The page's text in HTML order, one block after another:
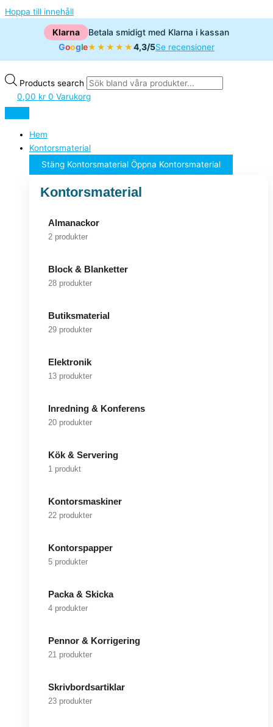
Hoppa till innehåll
Klarna
Betala smidigt med Klarna i kassan
Google★★★★★4,3/5Se recensioner
Products search
0,00 kr 0 Varukorg
Hem
Kontorsmaterial
Stäng Kontorsmaterial Öppna Kontorsmaterial
Kontorsmaterial
Almanackor
2 produkter
Block & Blanketter
28 produkter
Butiksmaterial
29 produkter
Elektronik
13 produkter
Inredning & Konferens
20 produkter
Kök & Servering
1 produkt
Kontorsmaskiner
22 produkter
Kontorspapper
5 produkter
Packa & Skicka
4 produkter
Pennor & Korrigering
21 produkter
Skrivbordsartiklar
23 produkter